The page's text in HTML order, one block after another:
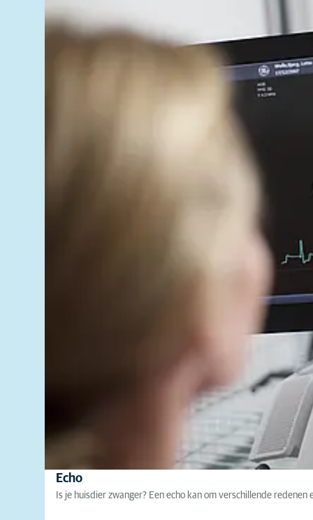
Echo
Is je huisdier zwanger? Een echo kan om verschillende redenen